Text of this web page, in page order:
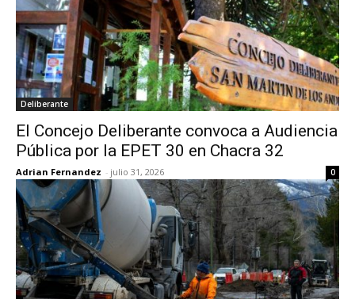
Deliberante
El Concejo Deliberante convoca a Audiencia
Pública por la EPET 30 en Chacra 32
Adrian Fernandez - julio 31, 2026 0